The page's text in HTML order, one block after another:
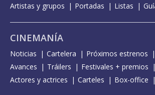
Artistas y grupos
Portadas Listas
CINEMANÍA
Noticias Cartelera Próximos estrenos
Avances
Tráilers
Festivales + premios
Actores y actrices
Carteles Box-office